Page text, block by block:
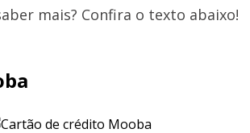
mais? Confira o texto abaixo!